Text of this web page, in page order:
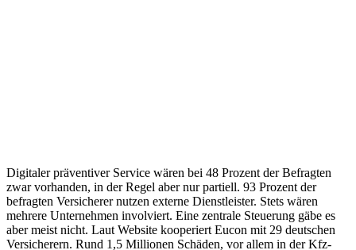
Digitaler präventiver Service wären bei 48 Prozent der Befragten
zwar vorhanden, in der Regel aber nur partiell. 93 Prozent der
befragten Versicherer nutzen externe Dienstleister. Stets wären
mehrere Unternehmen involviert. Eine zentrale Steuerung gäbe es
aber meist nicht. Laut Website kooperiert Eucon mit 29 deutschen
Versicherern. Rund 1,5 Millionen Schäden, vor allem in der Kfz-